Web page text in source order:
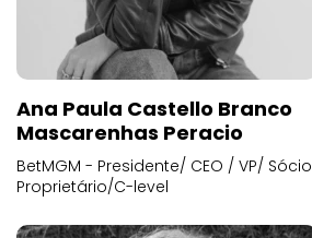
Ana Paula Castello Branco
Mascarenhas Peracio
BetMGM - Presidente/ CEO / VP/ Sócio
Proprietário/C-level